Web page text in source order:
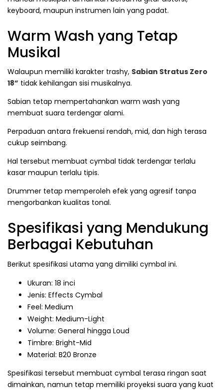
keyboard, maupun instrumen lain yang padat.
Warm Wash yang Tetap
Musikal
Walaupun memiliki karakter trashy, Sabian Stratus Zero
18” tidak kehilangan sisi musikalnya.
Sabian tetap mempertahankan warm wash yang
membuat suara terdengar alami.
Perpaduan antara frekuensi rendah, mid, dan high terasa
cukup seimbang.
Hal tersebut membuat cymbal tidak terdengar terlalu
kasar maupun terlalu tipis.
Drummer tetap memperoleh efek yang agresif tanpa
mengorbankan kualitas tonal.
Spesifikasi yang Mendukung
Berbagai Kebutuhan
Berikut spesifikasi utama yang dimiliki cymbal ini.
Ukuran: 18 inci
Jenis: Effects Cymbal
Feel: Medium
Weight: Medium-Light
Volume: General hingga Loud
Timbre: Bright-Mid
Material: B20 Bronze
Spesifikasi tersebut membuat cymbal terasa ringan saat
dimainkan, namun tetap memiliki proyeksi suara yang kuat